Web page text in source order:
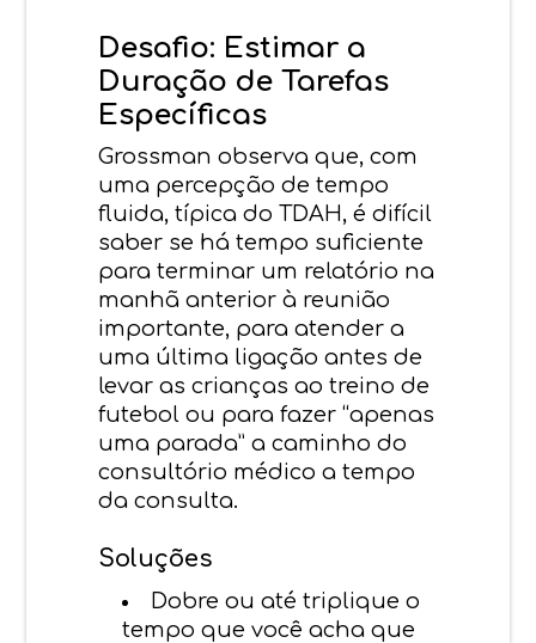
Desafio: Estimar a
Duração de Tarefas
Específicas
Grossman observa que, com
uma percepção de tempo
fluida, típica do TDAH, é difícil
saber se há tempo suficiente
para terminar um relatório na
manhã anterior à reunião
importante, para atender a
uma última ligação antes de
levar as crianças ao treino de
futebol ou para fazer “apenas
uma parada” a caminho do
consultório médico a tempo
da consulta.
Soluções
Dobre ou até triplique o
tempo que você acha que